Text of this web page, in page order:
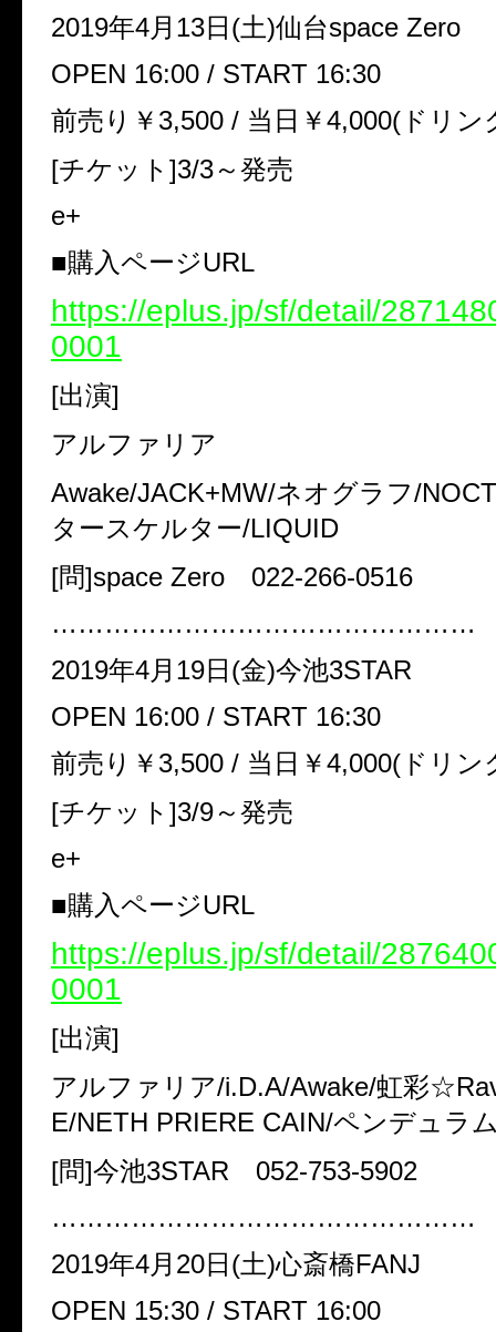
2019年4月13日(土)仙台space Zero
OPEN 16:00 / START 16:30
前売り￥3,500 / 当日￥4,000(ドリン
[チケット]3/3～発売
e+
■購入ページURL
https://eplus.jp/sf/detail/
0001
[出演]
アルファリア
Awake/JACK+MW/ネオグラフ/
タースケルター/LIQUID
[問]space Zero 022-266-0516
…………………………………………
2019年4月19日(金)今池3STAR
OPEN 16:00 / START 16:30
前売り￥3,500 / 当日￥4,000(ドリン
[チケット]3/9～発売
e+
■購入ページURL
https://eplus.jp/sf/detail/
0001
[出演]
アルファリア/i.D.A/Awake/虹彩
E/NETH PRIERE CAIN/ペンデュラ
[問]今池3STAR 052-753-5902
…………………………………………
2019年4月20日(土)心斎橋FANJ
OPEN 15:30 / START 16:00